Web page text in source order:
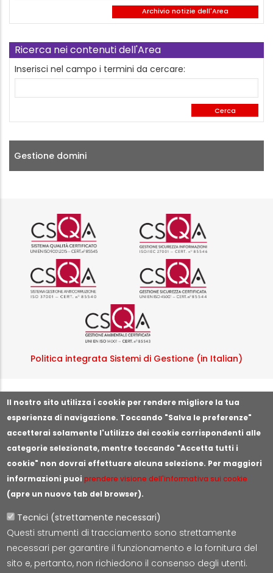
Il nostro sito utilizza i cookie per rendere migliore la tua
esperienza di navigazione. Toccando "Salva le preferenze"
accetterai solamente l'utilizzo dei cookie corrispondenti alle
categorie selezionate, mentre toccando "Accetta tutti i
cookie" non dovrai effettuare alcuna selezione. Per maggiori
informazioni puoiprendere visione dell'informativa sui cookie
(apre un nuovo tab del browser).
Tecnici (strettamente necessari)
Questi strumenti di tracciamento sono strettamente
necessari per garantire il funzionamento e la fornitura del
sito e, pertanto, non richiedono il consenso degli utenti.
Archivio notizie dell'Area
Ricerca nei contenuti dell'Area
Inserisci nel campo i termini da cercare:
Gestione domini
Logo certificazione ISO 9001
Logo
Logo certificazione ISO 37001
Logo
Logo certificazione ISO
Politica integrata Sistemi di Gestione (in Italian)
Segnala illeciti o irregolarità
Lepida S.c.p.A.
Via della Liberazione 15, 40128 Bologna